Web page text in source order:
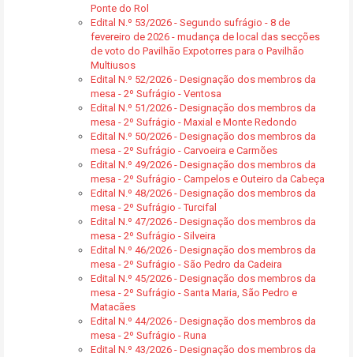
Ponte do Rol
Edital N.º 53/2026 - Segundo sufrágio - 8 de
fevereiro de 2026 - mudança de local das secções
de voto do Pavilhão Expotorres para o Pavilhão
Multiusos
Edital N.º 52/2026 - Designação dos membros da
mesa - 2º Sufrágio - Ventosa
Edital N.º 51/2026 - Designação dos membros da
mesa - 2º Sufrágio - Maxial e Monte Redondo
Edital N.º 50/2026 - Designação dos membros da
mesa - 2º Sufrágio - Carvoeira e Carmões
Edital N.º 49/2026 - Designação dos membros da
mesa - 2º Sufrágio - Campelos e Outeiro da Cabeça
Edital N.º 48/2026 - Designação dos membros da
mesa - 2º Sufrágio - Turcifal
Edital N.º 47/2026 - Designação dos membros da
mesa - 2º Sufrágio - Silveira
Edital N.º 46/2026 - Designação dos membros da
mesa - 2º Sufrágio - São Pedro da Cadeira
Edital N.º 45/2026 - Designação dos membros da
mesa - 2º Sufrágio - Santa Maria, São Pedro e
Matacães
Edital N.º 44/2026 - Designação dos membros da
mesa - 2º Sufrágio - Runa
Edital N.º 43/2026 - Designação dos membros da